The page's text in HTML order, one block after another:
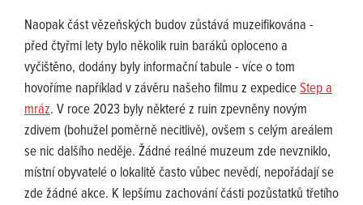
Naopak část vězeňských budov zůstává muzeifikována -
před čtyřmi lety bylo několik ruin baráků oploceno a
vyčištěno, dodány byly informační tabule - více o tom
hovoříme například v závěru našeho filmu z expediceStep a
mráz. V roce 2023 byly některé z ruin zpevněny novým
zdivem (bohužel poměrně necitlivě), ovšem s celým areálem
se nic dalšího neděje. Žádné reálné muzeum zde nevzniklo,
místní obyvatelé o lokalitě často vůbec nevědí, nepořádají se
zde žádné akce. K lepšímu zachování části pozůstatků třetího